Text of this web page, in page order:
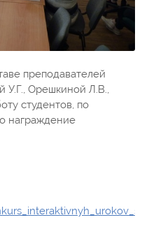
преподавателей
У.Г., Орешкиной Л.В.,
студентов, по
награждение